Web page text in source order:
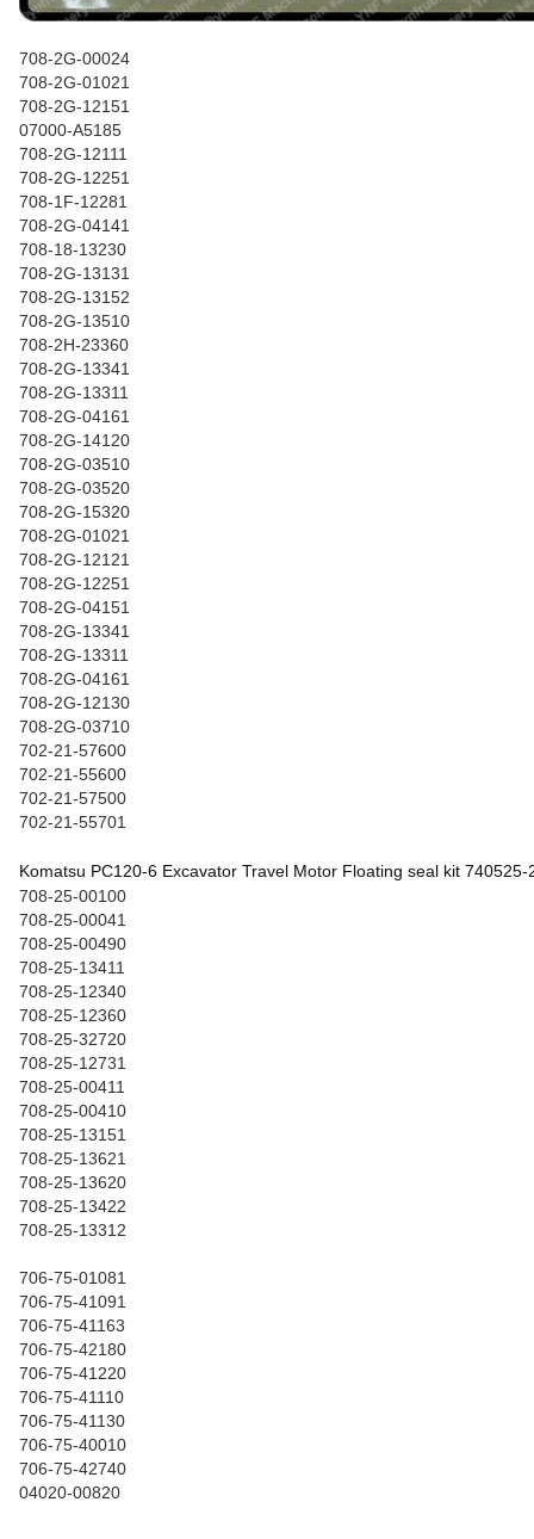
708-2G-00024
708-2G-01021
708-2G-12151
07000-A5185
708-2G-12111
708-2G-12251
708-1F-12281
708-2G-04141
708-18-13230
708-2G-13131
708-2G-13152
708-2G-13510
708-2H-23360
708-2G-13341
708-2G-13311
708-2G-04161
708-2G-14120
708-2G-03510
708-2G-03520
708-2G-15320
708-2G-01021
708-2G-12121
708-2G-12251
708-2G-04151
708-2G-13341
708-2G-13311
708-2G-04161
708-2G-12130
708-2G-03710
702-21-57600
702-21-55600
702-21-57500
702-21-55701
Komatsu PC120-6 Excavator Travel Motor Floating seal kit 740525-
708-25-00100
708-25-00041
708-25-00490
708-25-13411
708-25-12340
708-25-12360
708-25-32720
708-25-12731
708-25-00411
708-25-00410
708-25-13151
708-25-13621
708-25-13620
708-25-13422
708-25-13312
706-75-01081
706-75-41091
706-75-41163
706-75-42180
706-75-41220
706-75-41110
706-75-41130
706-75-40010
706-75-42740
04020-00820